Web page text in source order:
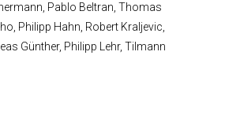
Pablo Beltran, Thomas
Philipp Hahn, Robert Kraljevic,
Günther, Philipp Lehr, Tilmann